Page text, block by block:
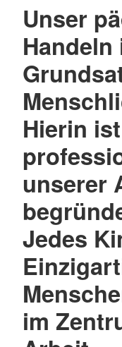
Unser
Hierin
unserer
Jedes
im